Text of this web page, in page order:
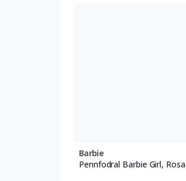
Barbie
Pennfodral Barbie Girl, Rosa